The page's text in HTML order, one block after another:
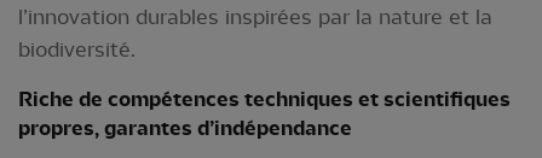
l’innovation durables inspirées par la nature et la
biodiversité.
Riche de compétences techniques et scientifiques
propres, garantes d’indépendance